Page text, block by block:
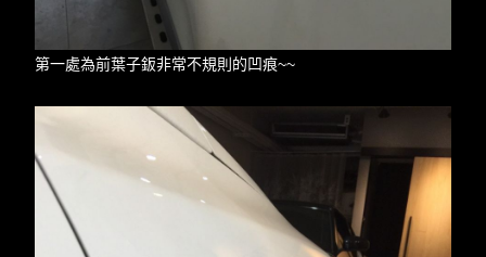
第一處為前葉子鈑非常不規則的凹痕~~